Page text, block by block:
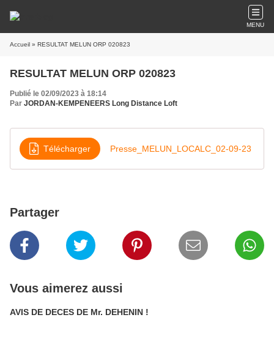
MENU
Accueil » RESULTAT MELUN ORP 020823
RESULTAT MELUN ORP 020823
Publié le 02/09/2023 à 18:14
Par JORDAN-KEMPENEERS Long Distance Loft
Télécharger Presse_MELUN_LOCALC_02-09-23
Partager
Vous aimerez aussi
AVIS DE DECES DE Mr. DEHENIN !